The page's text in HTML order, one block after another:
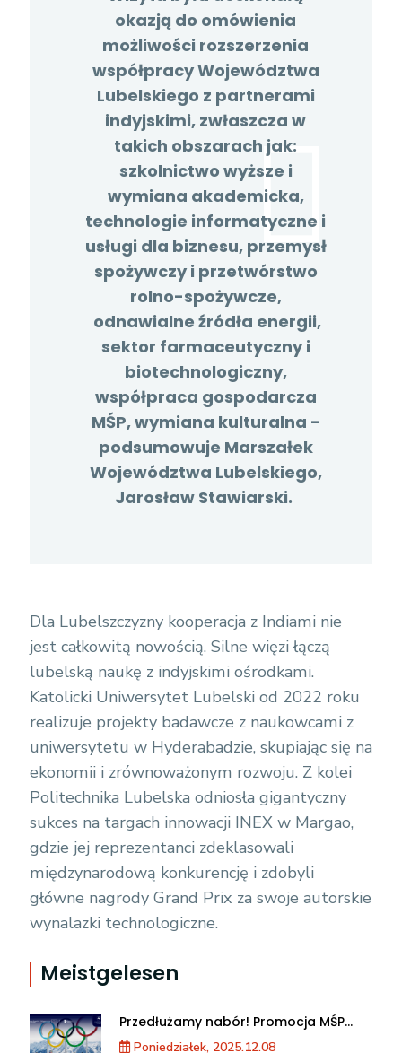
okazją do omówienia
możliwości rozszerzenia
współpracy Województwa
Lubelskiego z partnerami
indyjskimi, zwłaszcza w
takich obszarach jak:
szkolnictwo wyższe i
wymiana akademicka,
technologie informatyczne i
usługi dla biznesu, przemysł
spożywczy i przetwórstwo
rolno-spożywcze,
odnawialne źródła energii,
sektor farmaceutyczny i
biotechnologiczny,
współpraca gospodarcza
MŚP, wymiana kulturalna -
podsumowuje Marszałek
Województwa Lubelskiego,
Jarosław Stawiarski.
Dla Lubelszczyzny kooperacja z Indiami nie
jest całkowitą nowością. Silne więzi łączą
lubelską naukę z indyjskimi ośrodkami.
Katolicki Uniwersytet Lubelski od 2022 roku
realizuje projekty badawcze z naukowcami z
uniwersytetu w Hyderabadzie, skupiając się na
ekonomii i zrównoważonym rozwoju. Z kolei
Politechnika Lubelska odniosła gigantyczny
sukces na targach innowacji INEX w Margao,
gdzie jej reprezentanci zdeklasowali
międzynarodową konkurencję i zdobyli
główne nagrody Grand Prix za swoje autorskie
wynalazki technologiczne.
Meistgelesen
Przedłużamy nabór! Promocja MŚP
podczas XXV Zimowych Igrzysk
Poniedziałek, 2025.12.08